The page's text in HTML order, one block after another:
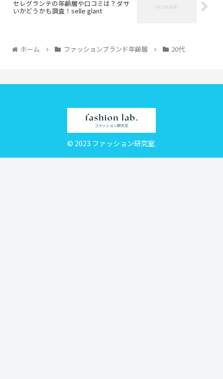
セレグランテの年齢層や口コミは？ダサ
いかどうかも調査！selle glant
ホーム ファッションブランド年齢層 20代
© 2023 ファッション研究室.